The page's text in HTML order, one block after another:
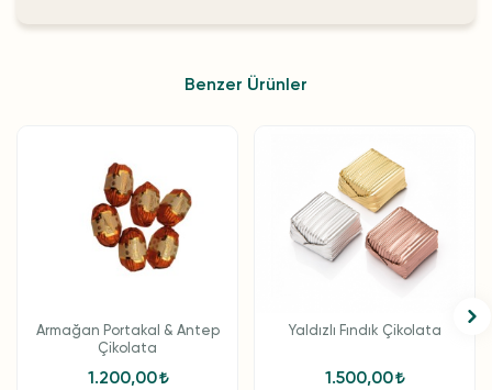
Benzer Ürünler
Armağan Portakal & Antep
Çikolata
1.200,00
Yaldızlı Fındık Çikolata
1.500,00